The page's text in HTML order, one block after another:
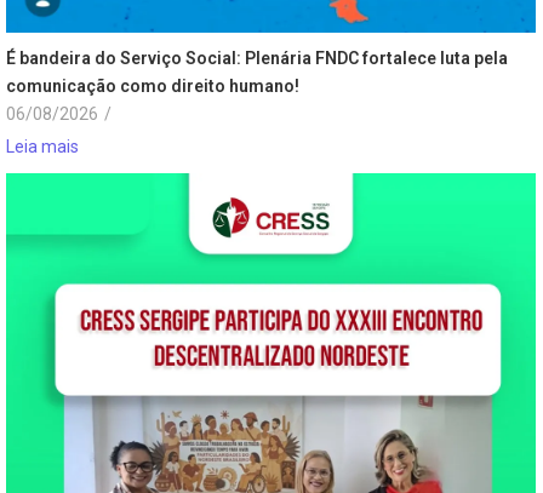
É bandeira do Serviço Social: Plenária FNDC fortalece luta pela
comunicação como direito humano!
06/08/2026 /
Leia mais